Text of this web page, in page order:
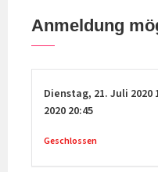
Anmeldung
Dienstag, 21. Juli 2020
2020 20:45
Geschlossen